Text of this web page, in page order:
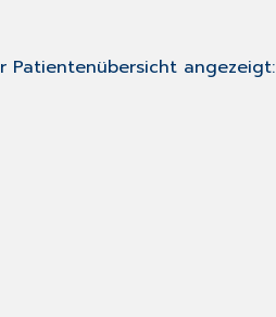
Patientenübersicht angezeigt: